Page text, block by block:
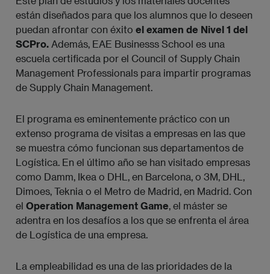
están diseñados para que los alumnos que lo deseen
puedan afrontar con éxito el examen de Nivel 1 del
SCPro. Además, EAE Businesss School es una
escuela certificada por el Council of Supply Chain
Management Professionals para impartir programas
de Supply Chain Management.
El programa es eminentemente práctico con un
extenso programa de visitas a empresas en las que
se muestra cómo funcionan sus departamentos de
Logística. En el último año se han visitado empresas
como Damm, Ikea o DHL, en Barcelona, o 3M, DHL,
Dimoes, Teknia o el Metro de Madrid, en Madrid. Con
el Operation Management Game, el máster se
adentra en los desafíos a los que se enfrenta el área
de Logística de una empresa.
La empleabilidad es una de las prioridades de la